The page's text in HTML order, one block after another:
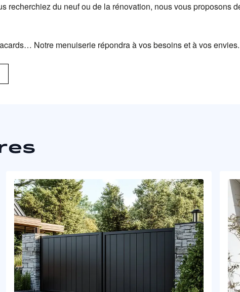
recherchiez du neuf ou de la rénovation, nous vous proposons
Notre menuiserie répondra à vos besoins et à vos